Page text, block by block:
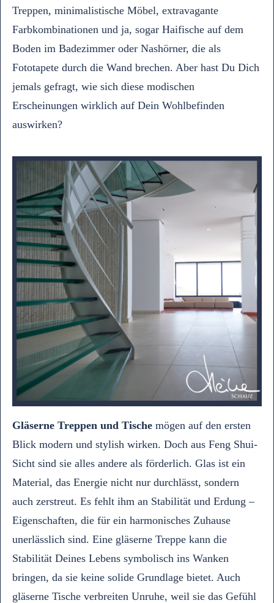
Treppen, minimalistische Möbel, extravagante
Farbkombinationen und ja, sogar Haifische auf dem
Boden im Badezimmer oder Nashörner, die als
Fototapete durch die Wand brechen. Aber hast Du Dich
jemals gefragt, wie sich diese modischen
Erscheinungen wirklich auf Dein Wohlbefinden
auswirken?
Gläserne Treppen und Tische mögen auf den ersten
Blick modern und stylish wirken. Doch aus Feng Shui-
Sicht sind sie alles andere als förderlich. Glas ist ein
Material, das Energie nicht nur durchlässt, sondern
auch zerstreut. Es fehlt ihm an Stabilität und Erdung –
Eigenschaften, die für ein harmonisches Zuhause
unerlässlich sind. Eine gläserne Treppe kann die
Stabilität Deines Lebens symbolisch ins Wanken
bringen, da sie keine solide Grundlage bietet. Auch
gläserne Tische verbreiten Unruhe, weil sie das Gefühl